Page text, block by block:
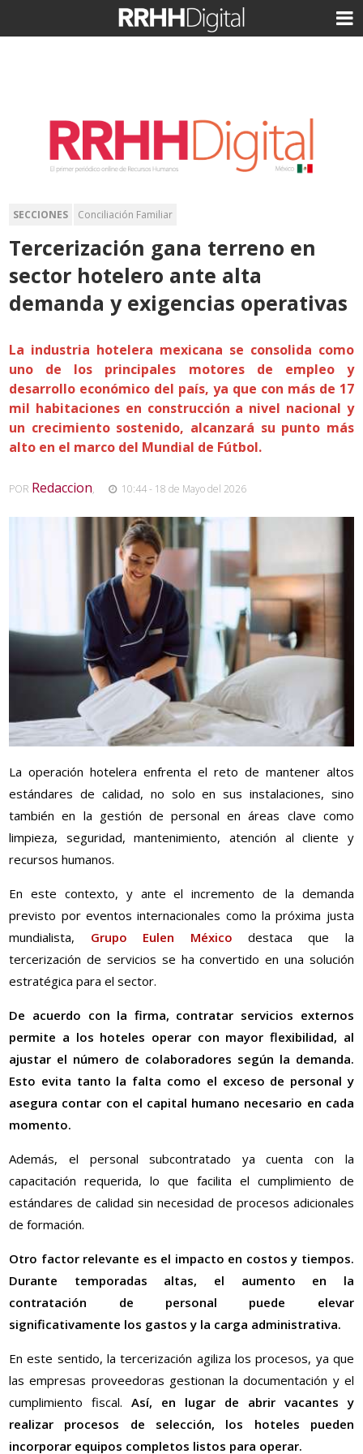
SECCIONES Conciliación Familiar
Tercerización gana terreno en
sector hotelero ante alta
demanda y exigencias operativas
La industria hotelera mexicana se consolida como
uno de los principales motores de empleo y
desarrollo económico del país, ya que con más de 17
mil habitaciones en construcción a nivel nacional y
un crecimiento sostenido, alcanzará su punto más
alto en el marco del Mundial de Fútbol.
POR Redaccion, 10:44 - 18 de Mayo del 2026
La operación hotelera enfrenta el reto de mantener altos
estándares de calidad, no solo en sus instalaciones, sino
también en la gestión de personal en áreas clave como
limpieza, seguridad, mantenimiento, atención al cliente y
recursos humanos.
En este contexto, y ante el incremento de la demanda
previsto por eventos internacionales como la próxima justa
mundialista, Grupo Eulen México destaca que la
tercerización de servicios se ha convertido en una solución
estratégica para el sector.
De acuerdo con la firma, contratar servicios externos
permite a los hoteles operar con mayor flexibilidad, al
ajustar el número de colaboradores según la demanda.
Esto evita tanto la falta como el exceso de personal y
asegura contar con el capital humano necesario en cada
momento.
Además, el personal subcontratado ya cuenta con la
capacitación requerida, lo que facilita el cumplimiento de
estándares de calidad sin necesidad de procesos adicionales
de formación.
Otro factor relevante es el impacto en costos y tiempos.
Durante temporadas altas, el aumento en la
contratación de personal puede elevar
significativamente los gastos y la carga administrativa.
En este sentido, la tercerización agiliza los procesos, ya que
las empresas proveedoras gestionan la documentación y el
cumplimiento fiscal.Así, en lugar de abrir vacantes y
realizar procesos de selección, los hoteles pueden
incorporar equipos completos listos para operar.